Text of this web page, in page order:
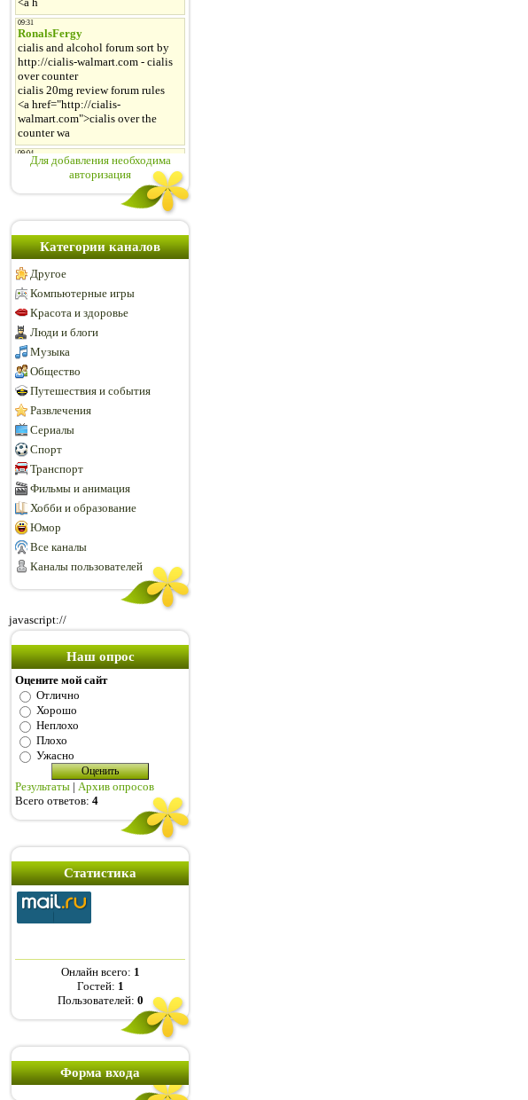
Для добавления необходима
авторизация
Категории каналов
Другое
Компьютерные игры
Красота и здоровье
Люди и блоги
Музыка
Общество
Путешествия и события
Развлечения
Сериалы
Спорт
Транспорт
Фильмы и анимация
Хобби и образование
Юмор
Все каналы
Каналы пользователей
javascript://
Наш опрос
Оцените мой сайт
Отлично
Хорошо
Неплохо
Плохо
Ужасно
Результаты | Архив опросов
Всего ответов: 4
Статистика
Онлайн всего: 1
Гостей: 1
Пользователей: 0
Форма входа